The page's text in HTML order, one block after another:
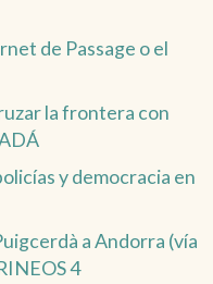
de Passage o el
la frontera con
y democracia en
a Andorra (vía
4